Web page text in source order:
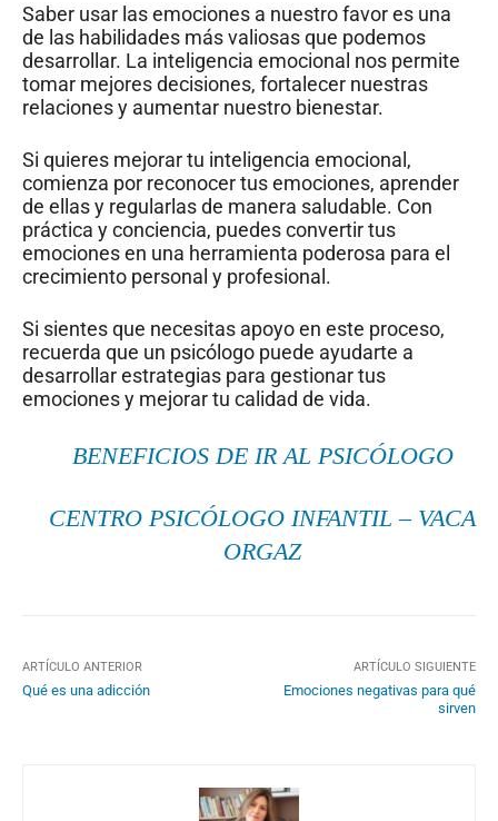
Saber usar las emociones a nuestro favor es una
de las habilidades más valiosas que podemos
desarrollar. La inteligencia emocional nos permite
tomar mejores decisiones, fortalecer nuestras
relaciones y aumentar nuestro bienestar.
Si quieres mejorar tu inteligencia emocional,
comienza por reconocer tus emociones, aprender
de ellas y regularlas de manera saludable. Con
práctica y conciencia, puedes convertir tus
emociones en una herramienta poderosa para el
crecimiento personal y profesional.
Si sientes que necesitas apoyo en este proceso,
recuerda que un psicólogo puede ayudarte a
desarrollar estrategias para gestionar tus
emociones y mejorar tu calidad de vida.
BENEFICIOS DE IR AL PSICÓLOGO
CENTRO PSICÓLOGO INFANTIL – VACA
ORGAZ
ARTÍCULO ANTERIOR
Qué es una adicción
ARTÍCULO SIGUIENTE
Emociones negativas para qué
sirven